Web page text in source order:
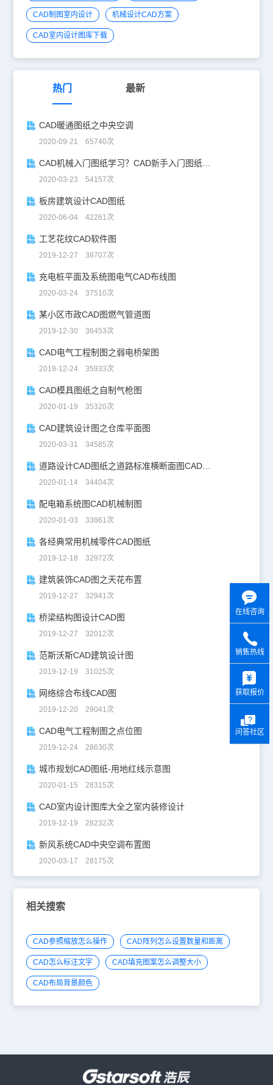
CAD制图室内设计 机械设计CAD方案
CAD室内设计图库下载
热门 最新
CAD暖通图纸之中央空调
2020-09-21 65740次
CAD机械入门图纸学习？CAD新手入门图纸练习
2020-03-23 54157次
板房建筑设计CAD图纸
2020-06-04 42261次
工艺花纹CAD软件图
2019-12-27 38707次
充电桩平面及系统图电气CAD布线图
2020-03-24 37510次
某小区市政CAD图燃气管道图
2019-12-30 36453次
CAD电气工程制图之弱电桥架图
2019-12-24 35933次
CAD模具图纸之自制气枪图
2020-01-19 35320次
CAD建筑设计图之仓库平面图
2020-03-31 34585次
道路设计CAD图纸之道路标准横断面图CAD图纸
2020-01-14 34404次
配电箱系统图CAD机械制图
2020-01-03 33861次
各经典常用机械零件CAD图纸
2019-12-18 32972次
建筑装饰CAD图之天花布置
2019-12-27 32941次
桥梁结构图设计CAD图
2019-12-27 32012次
范斯沃斯CAD建筑设计图
2019-12-19 31025次
网络综合布线CAD图
2019-12-20 29041次
CAD电气工程制图之点位图
2019-12-24 28630次
城市规划CAD图纸-用地红线示意图
2020-01-15 28315次
CAD室内设计图库大全之室内装修设计
2019-12-19 28232次
新风系统CAD中央空调布置图
2020-03-17 28175次
相关搜索
CAD参照缩放怎么操作 CAD阵列怎么设置数量和距离
CAD怎么标注文字 CAD填充图案怎么调整大小
CAD布局背景颜色
在线咨询
销售热线
获取报价
问答社区